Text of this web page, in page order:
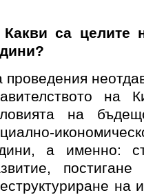
са целите
проведения
на
на
а именно:
на